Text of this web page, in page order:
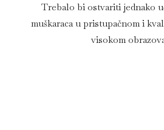
Trebalo bi ostvariti jednako
muškaraca u pristupačnom i
visokom